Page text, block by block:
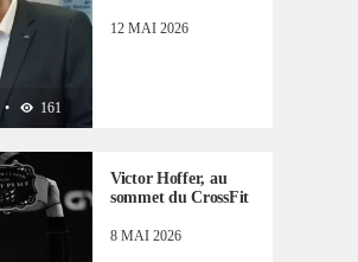
• 161
12 MAI 2026
,
Victor Hoffer, au
sommet du CrossFit
8 MAI 2026